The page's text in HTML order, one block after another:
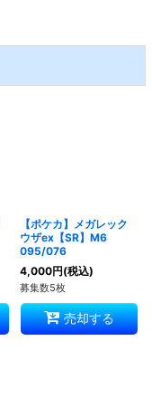
【ポケカ】メガレック
ウザex【SR】M6
095/076
4,000円(税込)
募集数5枚
売却する